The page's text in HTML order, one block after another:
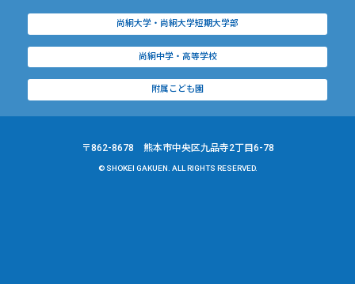
尚絅大学・尚絅大学短期大学部
尚絅中学・高等学校
附属こども園
〒862-8678 熊本市中央区九品寺2丁目6-78
© SHOKEI GAKUEN. ALL RIGHTS RESERVED.